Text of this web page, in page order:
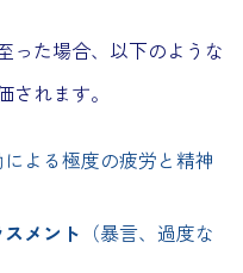
った場合、以下のような
れます。
による極度の疲労と精神
メント （暴言、過度な